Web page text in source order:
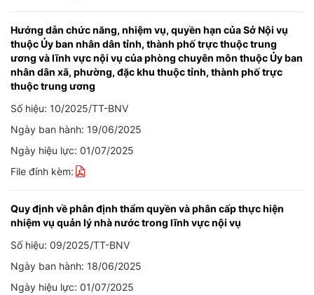
Hướng dẫn chức năng, nhiệm vụ, quyền hạn của Sở Nội vụ
thuộc Ủy ban nhân dân tỉnh, thành phố trực thuộc trung
ương và lĩnh vực nội vụ của phòng chuyên môn thuộc Ủy ban
nhân dân xã, phường, đặc khu thuộc tỉnh, thành phố trực
thuộc trung ương
Số hiệu: 10/2025/TT-BNV
Ngày ban hành: 19/06/2025
Ngày hiệu lực: 01/07/2025
File đính kèm:
Quy định về phân định thẩm quyền và phân cấp thực hiện
nhiệm vụ quản lý nhà nước trong lĩnh vực nội vụ
Số hiệu: 09/2025/TT-BNV
Ngày ban hành: 18/06/2025
Ngày hiệu lực: 01/07/2025